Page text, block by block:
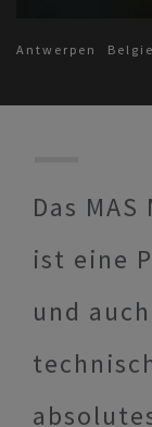
Antwerpen
Das
ist eine
und